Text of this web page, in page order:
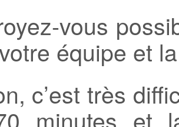
vous
équipe et
c’est très
minutes et